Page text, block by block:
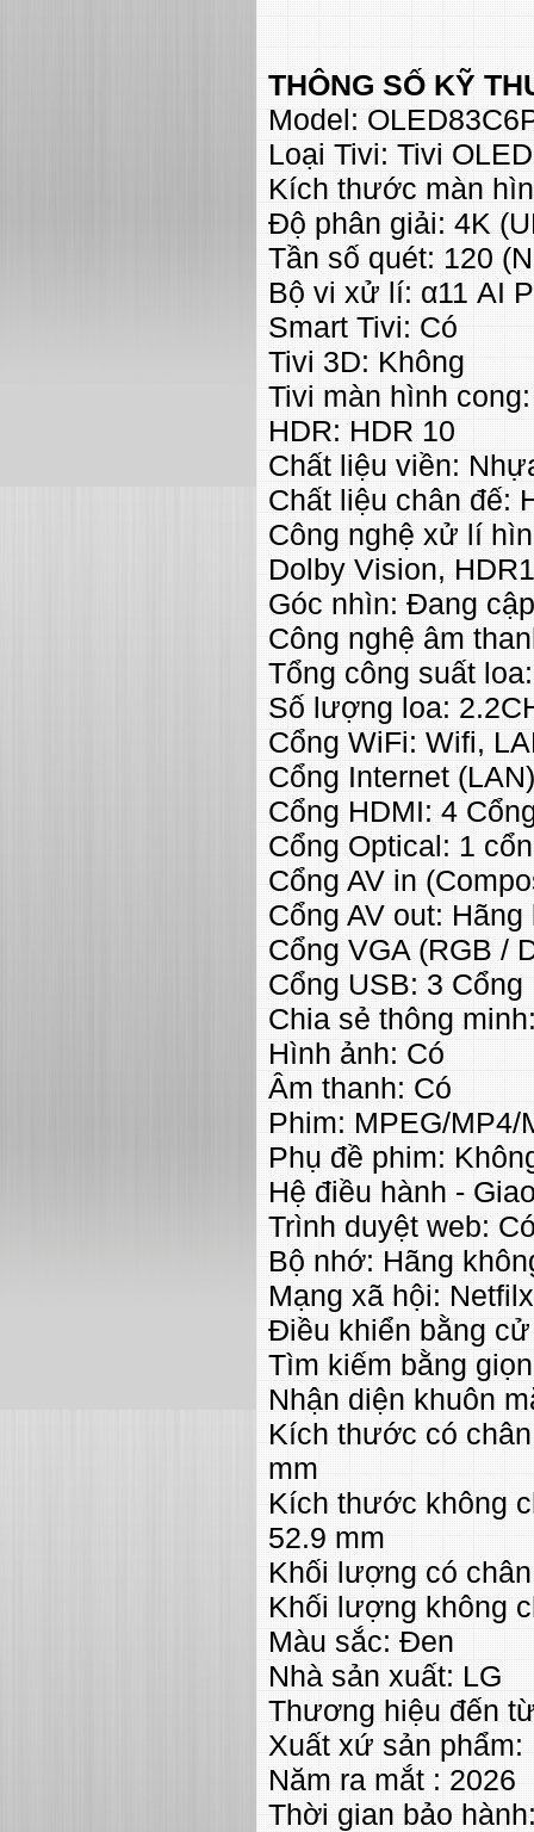
THÔNG SỐ KỸ
Model:
Loại Tivi: Tivi OLED
Kích thước màn
Độ phân giải: 4K
Tần số quét: 120
Bộ vi xử lí: α11 AI
Smart Tivi: Có
Tivi 3D: Không
Tivi màn hình
HDR: HDR 10
Chất liệu viền:
Chất liệu chân đế:
Công nghệ xử lí
Dolby Vision,
Góc nhìn: Đang
Công nghệ âm
Tổng công suất
Số lượng loa:
Cổng WiFi: Wifi,
Cổng Internet
Cổng HDMI: 4
Cổng Optical: 1
Cổng AV in
Cổng AV out:
Cổng VGA (RGB /
Cổng USB: 3 Cổng
Chia sẻ thông
Hình ảnh: Có
Âm thanh: Có
Phim: MPEG/MP4/
Phụ đề phim:
Hệ điều hành -
Trình duyệt web:
Bộ nhớ: Hãng
Mạng xã hội:
Điều khiển bằng
Tìm kiếm bằng
Nhận diện khuôn
Kích thước có
mm
Kích thước không
52.9 mm
Khối lượng có
Khối lượng không
Màu sắc: Đen
Nhà sản xuất: LG
Thương hiệu đến
Xuất xứ sản phẩm:
Năm ra mắt : 2026
Thời gian bảo